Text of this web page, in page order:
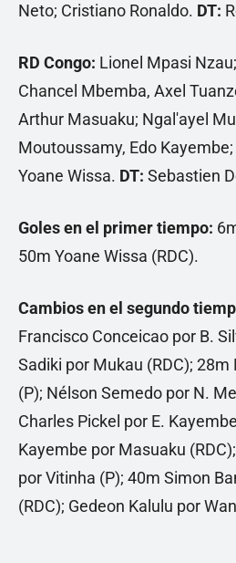
Neto; Cristiano Ronaldo. DT:
RD Congo: Lionel Mpasi
Chancel Mbemba, Axel
Arthur Masuaku; Ngal'ayel
Moutoussamy, Edo
Yoane Wissa. DT: Sebastien
Goles en el primer tiempo:
50m Yoane Wissa (RDC).
Cambios en el segundo
Francisco Conceicao por B.
Sadiki por Mukau (RDC);
(P); Nélson Semedo por N.
Charles Pickel por E.
Kayembe por Masuaku
por Vitinha (P); 40m Simon
(RDC); Gedeon Kalulu por